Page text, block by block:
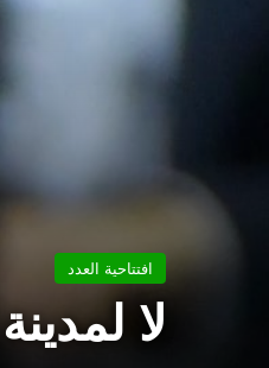
افتتاحية العدد
لا